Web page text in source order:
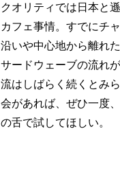
クオリティでは日本と
カフェ事情。すでにチ
沿いや中心地から離れ
サードウェーブの流れ
流はしばらく続くとみ
会があれば、ぜひ一度
の舌で試してほしい。